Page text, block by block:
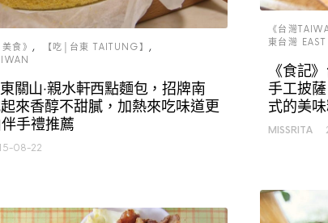
食》
【吃│台東 TAITUNG】
關山‧親水軒西點麵包，招牌南
來香醇不甜膩，加熱來吃味道更
手禮推薦
08-22
《台灣
東台灣
《食記
手工披
式的美
MISSRITA